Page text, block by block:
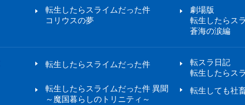
転生したらスライムだった件
コリウスの夢
劇場版
転生したらス
蒼海の涙編
転生したらスライムだった件
転スラ日記
転生したらス
転生したらスライムだった件 異聞
～魔国暮らしのトリニティ～
転生しても社